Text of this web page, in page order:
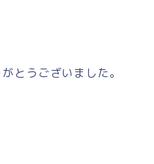
とうございました。